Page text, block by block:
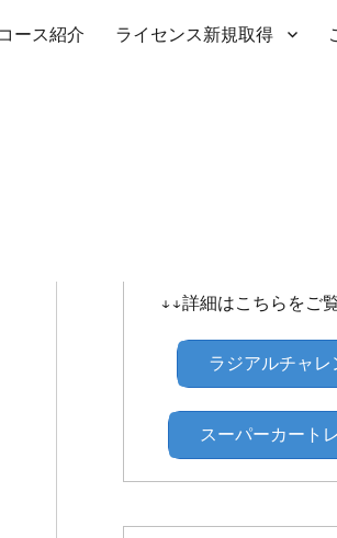
コース紹介 ライセンス新規取得
↓↓詳細はこちらをご
ラジアルチャレ
スーパーカート